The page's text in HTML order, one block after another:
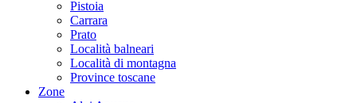
Pistoia
Carrara
Prato
Località balneari
Località di montagna
Province toscane
Zone